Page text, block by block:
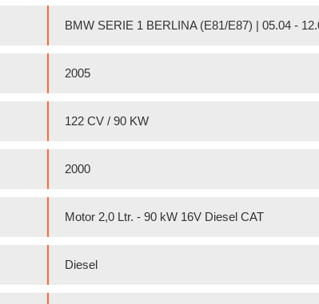
BMW SERIE 1 BERLINA (E81/E87) | 05.04 -
2005
122 CV / 90 KW
2000
Motor 2,0 Ltr. - 90 kW 16V Diesel CAT
Diesel